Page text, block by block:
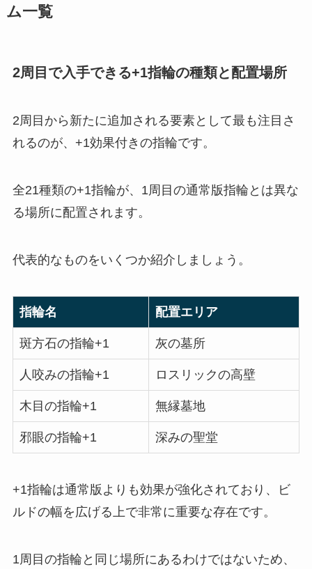
ム一覧
2周目で入手できる+1指輪の種類と配置場所
2周目から新たに追加される要素として最も注目さ
れるのが、+1効果付きの指輪です。
全21種類の+1指輪が、1周目の通常版指輪とは異な
る場所に配置されます。
代表的なものをいくつか紹介しましょう。
指輪名 配置エリア
斑方石の指輪+1 灰の墓所
人咬みの指輪+1 ロスリックの高壁
木目の指輪+1 無縁墓地
邪眼の指輪+1 深みの聖堂
+1指輪は通常版よりも効果が強化されており、ビ
ルドの幅を広げる上で非常に重要な存在です。
1周目の指輪と同じ場所にあるわけではないため、